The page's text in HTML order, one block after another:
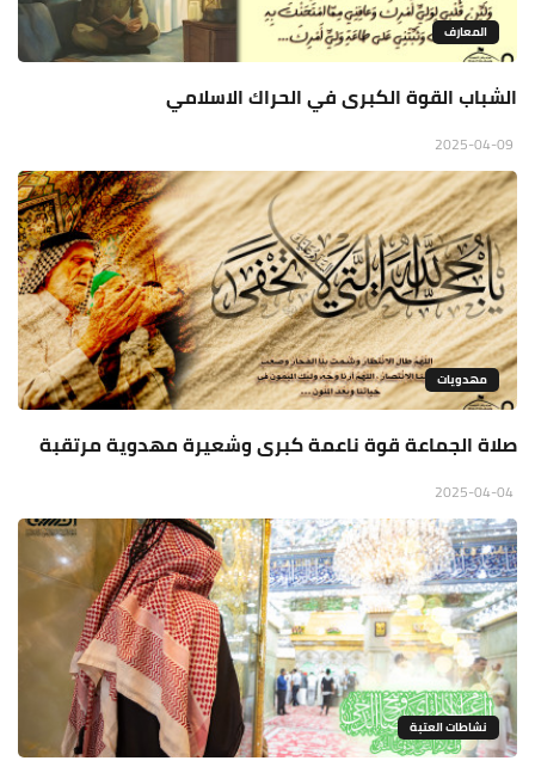
المعارف
الشباب القوة الكبرى في الحراك الاسلامي
مهدويات
صلاة الجماعة قوة ناعمة كبرى وشعيرة مهدوية مرتقبة
نشاطات العتبة